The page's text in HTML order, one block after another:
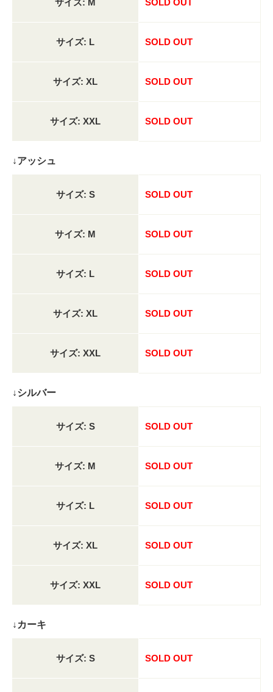
サイズ: M SOLD OUT
サイズ: L SOLD OUT
サイズ: XL SOLD OUT
サイズ: XXL SOLD OUT
↓アッシュ
サイズ: S SOLD OUT
サイズ: M SOLD OUT
サイズ: L SOLD OUT
サイズ: XL SOLD OUT
サイズ: XXL SOLD OUT
↓シルバー
サイズ: S SOLD OUT
サイズ: M SOLD OUT
サイズ: L SOLD OUT
サイズ: XL SOLD OUT
サイズ: XXL SOLD OUT
↓カーキ
サイズ: S SOLD OUT